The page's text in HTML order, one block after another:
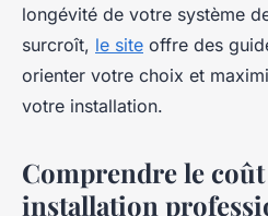
longévité de votre système
surcroît, le site offre des
orienter votre choix et
votre installation.
Comprendre le
installation